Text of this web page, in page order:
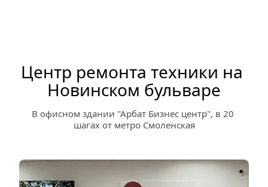
Центр ремонта техники на
Новинском бульваре
В офисном здании "Арбат Бизнес центр", в 20
шагах от метро Смоленская